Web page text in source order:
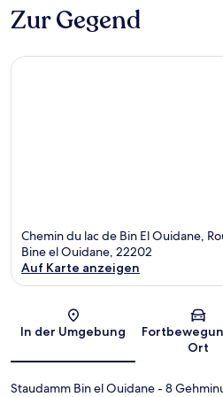
Zur Gegend
Chemin du lac de Bin El Ouidane,
Bine el Ouidane, 22202
Auf Karte anzeigen
In der Umgebung
Ort
Staudamm Bin el Ouidane- 8